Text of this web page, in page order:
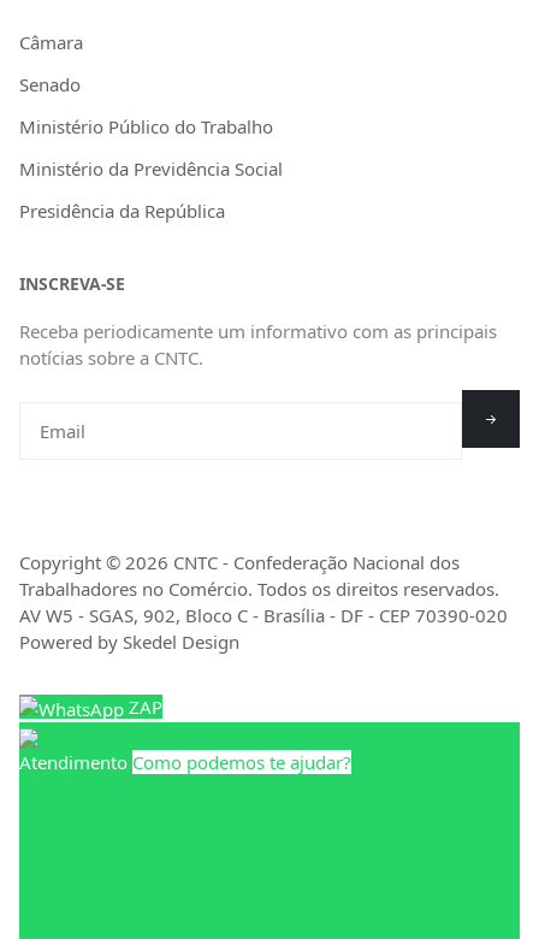
Câmara
Senado
Ministério Público do Trabalho
Ministério da Previdência Social
Presidência da República
INSCREVA-SE
Receba periodicamente um informativo com as principais
notícias sobre a CNTC.
Copyright © 2026 CNTC - Confederação Nacional dos
Trabalhadores no Comércio. Todos os direitos reservados.
AV W5 - SGAS, 902, Bloco C - Brasília - DF - CEP 70390-020
Powered by Skedel Design
ZAP
Atendimento Como podemos te ajudar?